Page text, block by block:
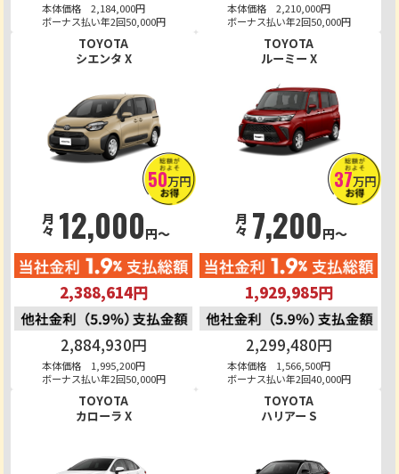
本体価格 2,184,000円
ボーナス払い年2回50,000円
本体価格 2,210,000円
ボーナス払い年2回50,000円
TOYOTA
シエンタ X
50万円
月々 12,000円～
2,388,614円
2,884,930円
本体価格 1,995,200円
ボーナス払い年2回50,000円
TOYOTA
ルーミー X
37万円
月々 7,200円～
1,929,985円
2,299,480円
本体価格 1,566,500円
ボーナス払い年2回40,000円
TOYOTA
カローラ X
TOYOTA
ハリアー S